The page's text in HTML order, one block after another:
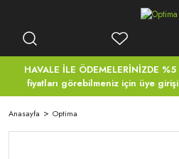
HAVALE İLE ÖDEMELERİNİZDE
fiyatları görebilmeniz için üye
Anasayfa Optima